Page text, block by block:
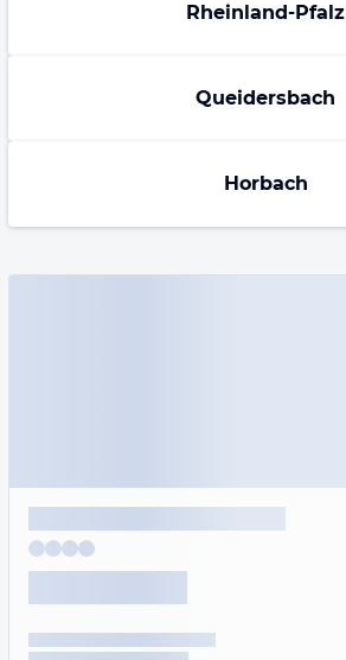
Rheinland-Pfalz
Queidersbach
Horbach